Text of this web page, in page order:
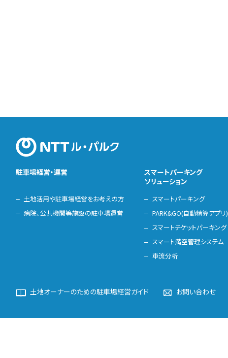
駐車場経営・運営
土地活用や駐車場経営をお考えの方
病院、公共機関等施設の駐車場運営
スマートパーキング
ソリューション
スマートパーキング
PARK&GO(自動精算アプリ)
スマートチケットパーキング
スマート満空管理システム
車流分析
土地オーナーのための駐車場経営ガイド お問い合わせ